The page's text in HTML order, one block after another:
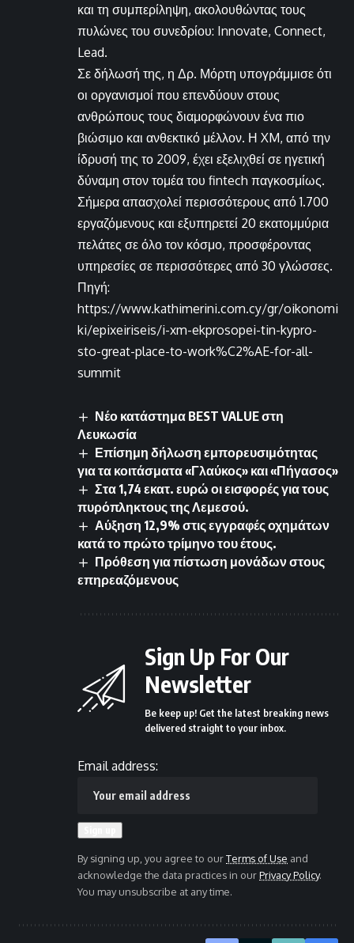
και τη συμπερίληψη, ακολουθώντας τους
πυλώνες του συνεδρίου: Innovate, Connect,
Lead.
Σε δήλωσή της, η Δρ. Μόρτη υπογράμμισε ότι
οι οργανισμοί που επενδύουν στους
ανθρώπους τους διαμορφώνουν ένα πιο
βιώσιμο και ανθεκτικό μέλλον. Η XM, από την
ίδρυσή της το 2009, έχει εξελιχθεί σε ηγετική
δύναμη στον τομέα του fintech παγκοσμίως.
Σήμερα απασχολεί περισσότερους από 1.700
εργαζόμενους και εξυπηρετεί 20 εκατομμύρια
πελάτες σε όλο τον κόσμο, προσφέροντας
υπηρεσίες σε περισσότερες από 30 γλώσσες.
Πηγή:
https://www.kathimerini.com.cy/gr/oikonomi
ki/epixeiriseis/i-xm-ekprosopei-tin-kypro-
sto-great-place-to-work%C2%AE-for-all-
summit
Νέο κατάστημα BEST VALUE στη
Λευκωσία
Επίσημη δήλωση εμπορευσιμότητας
για τα κοιτάσματα «Γλαύκος» και «Πήγασος»
Στα 1,74 εκατ. ευρώ οι εισφορές για τους
πυρόπληκτους της Λεμεσού.
Αύξηση 12,9% στις εγγραφές οχημάτων
κατά το πρώτο τρίμηνο του έτους.
Πρόθεση για πίστωση μονάδων στους
επηρεαζόμενους
Sign Up For Our
Newsletter
Be keep up! Get the latest breaking news
delivered straight to your inbox.
Email address:
By signing up, you agree to ourTerms of Use and
acknowledge the data practices in ourPrivacy Policy.
You may unsubscribe at any time.